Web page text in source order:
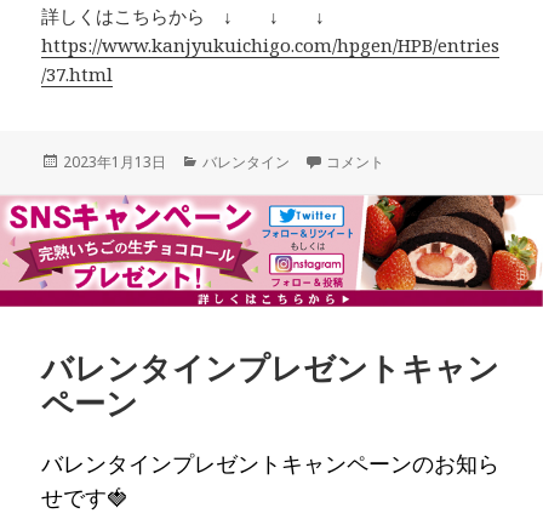
詳しくはこちらから ↓ ↓ ↓
https://www.kanjyukuichigo.com/hpgen/HPB/entries
/37.html
投
日:
2023年1月13日
カ
ゴ
リ
ー
バレンタイン 【予約受付スタート】朝摘み完
コメント
バレンタインプレゼントキャン
ペーン
バレンタインプレゼントキャンペーンのお知ら
せです🍓